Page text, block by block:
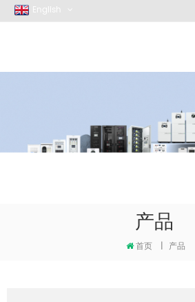
English
产品
首页 | 产品